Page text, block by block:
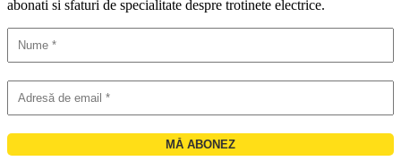
abonati si sfaturi de specialitate despre trotinete electrice.